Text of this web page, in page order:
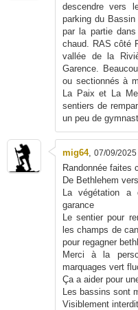
descendre vers
parking du
par la partie
chaud. RAS côté
vallée de la
Garence.
ou sectionnés à
La Paix et La
sentiers de
un peu de
mig64, 07/09/2025
Randonnée faites
De Bethlehem
La végétation
garance
Le sentier pour
les champs de
pour regagner
Merci à la
marquages vert
Ça a aider pour
Les bassins sont
Visiblement